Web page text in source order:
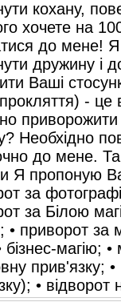
кохану,
хочете на
до мене!
дружину і
Ваші
- це
Необхідно
до мене.
Я пропоную
за
за Білою
• приворот за
бізнес-магію;
прив'язку; •
• відворот